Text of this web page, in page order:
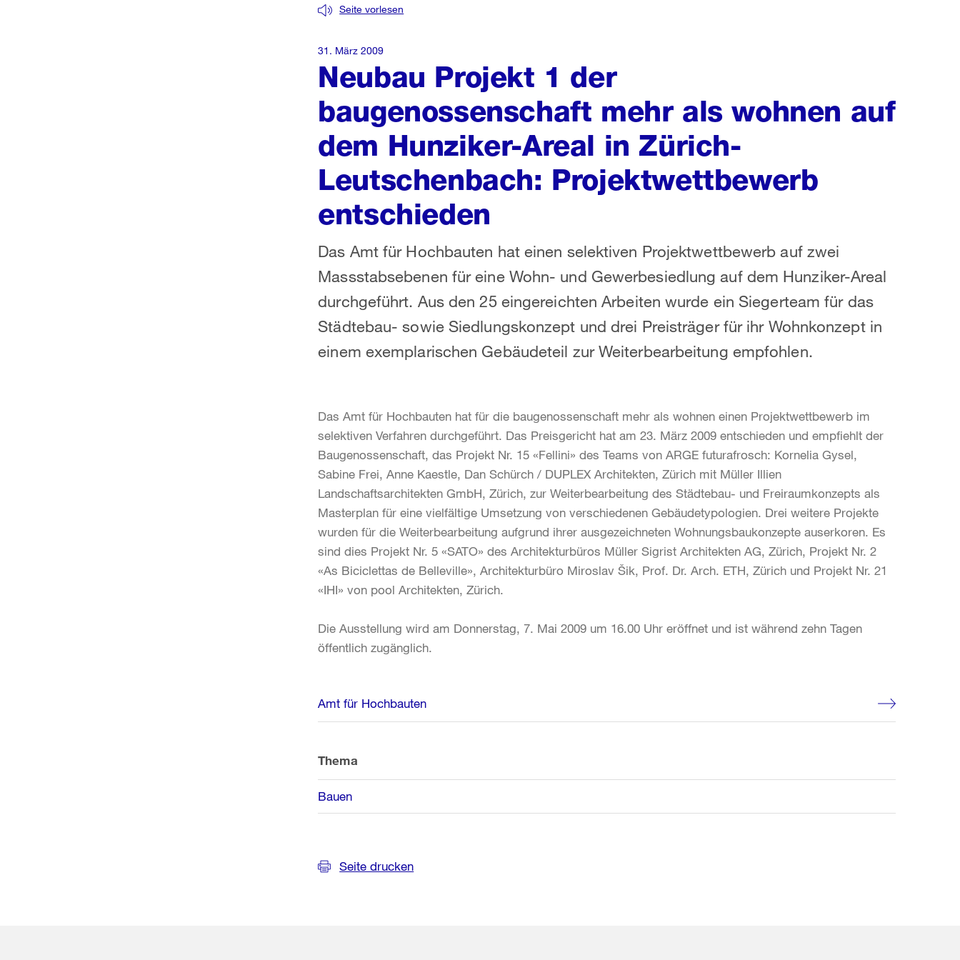
Neubau Projekt 1 der
baugenossenschaft mehr als wohnen auf
dem Hunziker-Areal in Zürich-
Leutschenbach: Projektwettbewerb
entschieden
Seite vorlesen
Das Amt für Hochbauten hat einen selektiven Projektwettbewerb auf zwei
Massstabsebenen für eine Wohn- und Gewerbesiedlung auf dem Hunziker-Areal
durchgeführt. Aus den 25 eingereichten Arbeiten wurde ein Siegerteam für das
Städtebau- sowie Siedlungskonzept und drei Preisträger für ihr Wohnkonzept in
einem exemplarischen Gebäudeteil zur Weiterbearbeitung empfohlen.
31. März 2009
Das Amt für Hochbauten hat für die baugenossenschaft mehr als wohnen einen Projektwettbewerb im
selektiven Verfahren durchgeführt. Das Preisgericht hat am 23. März 2009 entschieden und empfiehlt der
Baugenossenschaft, das Projekt Nr. 15 «Fellini» des Teams von ARGE futurafrosch: Kornelia Gysel,
Sabine Frei, Anne Kaestle, Dan Schürch / DUPLEX Architekten, Zürich mit Müller Illien
Landschaftsarchitekten GmbH, Zürich, zur Weiterbearbeitung des Städtebau- und Freiraumkonzepts als
Masterplan für eine vielfältige Umsetzung von verschiedenen Gebäudetypologien. Drei weitere Projekte
wurden für die Weiterbearbeitung aufgrund ihrer ausgezeichneten Wohnungsbaukonzepte auserkoren. Es
sind dies Projekt Nr. 5 «SATO» des Architekturbüros Müller Sigrist Architekten AG, Zürich, Projekt Nr. 2
«As Biciclettas de Belleville», Architekturbüro Miroslav Šik, Prof. Dr. Arch. ETH, Zürich und Projekt Nr. 21
«IHI» von pool Architekten, Zürich.
Die Ausstellung wird am Donnerstag, 7. Mai 2009 um 16.00 Uhr eröffnet und ist während zehn Tagen
öffentlich zugänglich.
Weitere
Informationen
Amt für Hochbauten
Thema
Bauen
Seite drucken